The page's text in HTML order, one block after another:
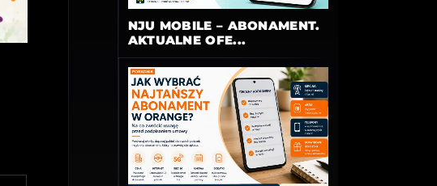
NJU MOBILE – ABONAMENT.
AKTUALNE OFE...